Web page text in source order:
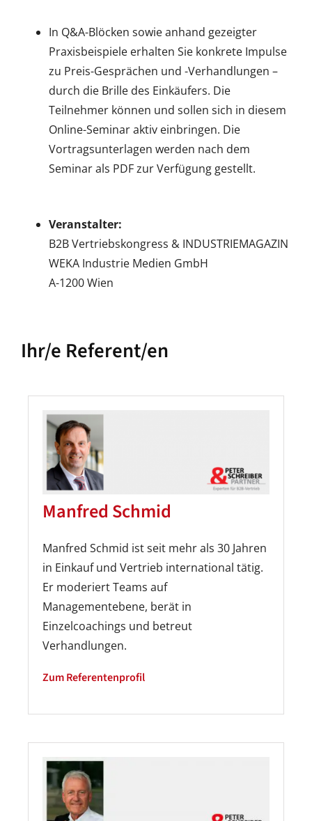
In Q&A-Blöcken sowie anhand gezeigter
Praxisbeispiele erhalten Sie konkrete Impulse
zu Preis-Gesprächen und -Verhandlungen –
durch die Brille des Einkäufers. Die
Teilnehmer können und sollen sich in diesem
Online-Seminar aktiv einbringen. Die
Vortragsunterlagen werden nach dem
Seminar als PDF zur Verfügung gestellt.
Veranstalter:
B2B Vertriebskongress & INDUSTRIEMAGAZIN
WEKA Industrie Medien GmbH
A-1200 Wien
Ihr/e Referent/en
Manfred Schmid
Manfred Schmid ist seit mehr als 30 Jahren
in Einkauf und Vertrieb international tätig.
Er moderiert Teams auf
Managementebene, berät in
Einzelcoachings und betreut
Verhandlungen.
Zum Referentenprofil